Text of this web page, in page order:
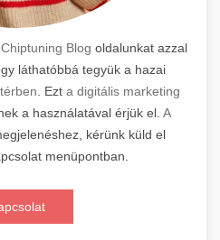
Chiptuning Blog oldalunkat azzal
láthatóbbá tegyük a hazai
. Ezt a digitális marketing
a használatával érjük el. A
kérünk küld el
menüpontban.